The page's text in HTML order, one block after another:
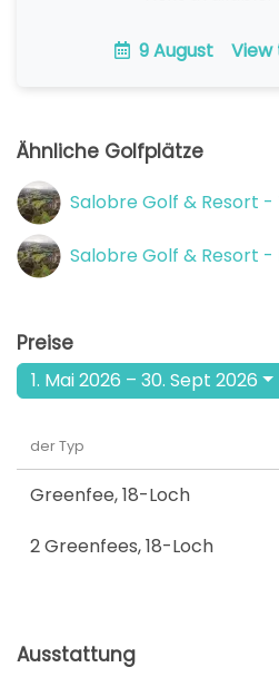
9 August
Ähnliche Golfplätze
Salobre Golf & Resort -
Salobre Golf & Resort -
Preise
1. Mai 2026 – 30. Sept 2026
der Typ
Greenfee,18-Loch
2 Greenfees,18-Loch
Ausstattung